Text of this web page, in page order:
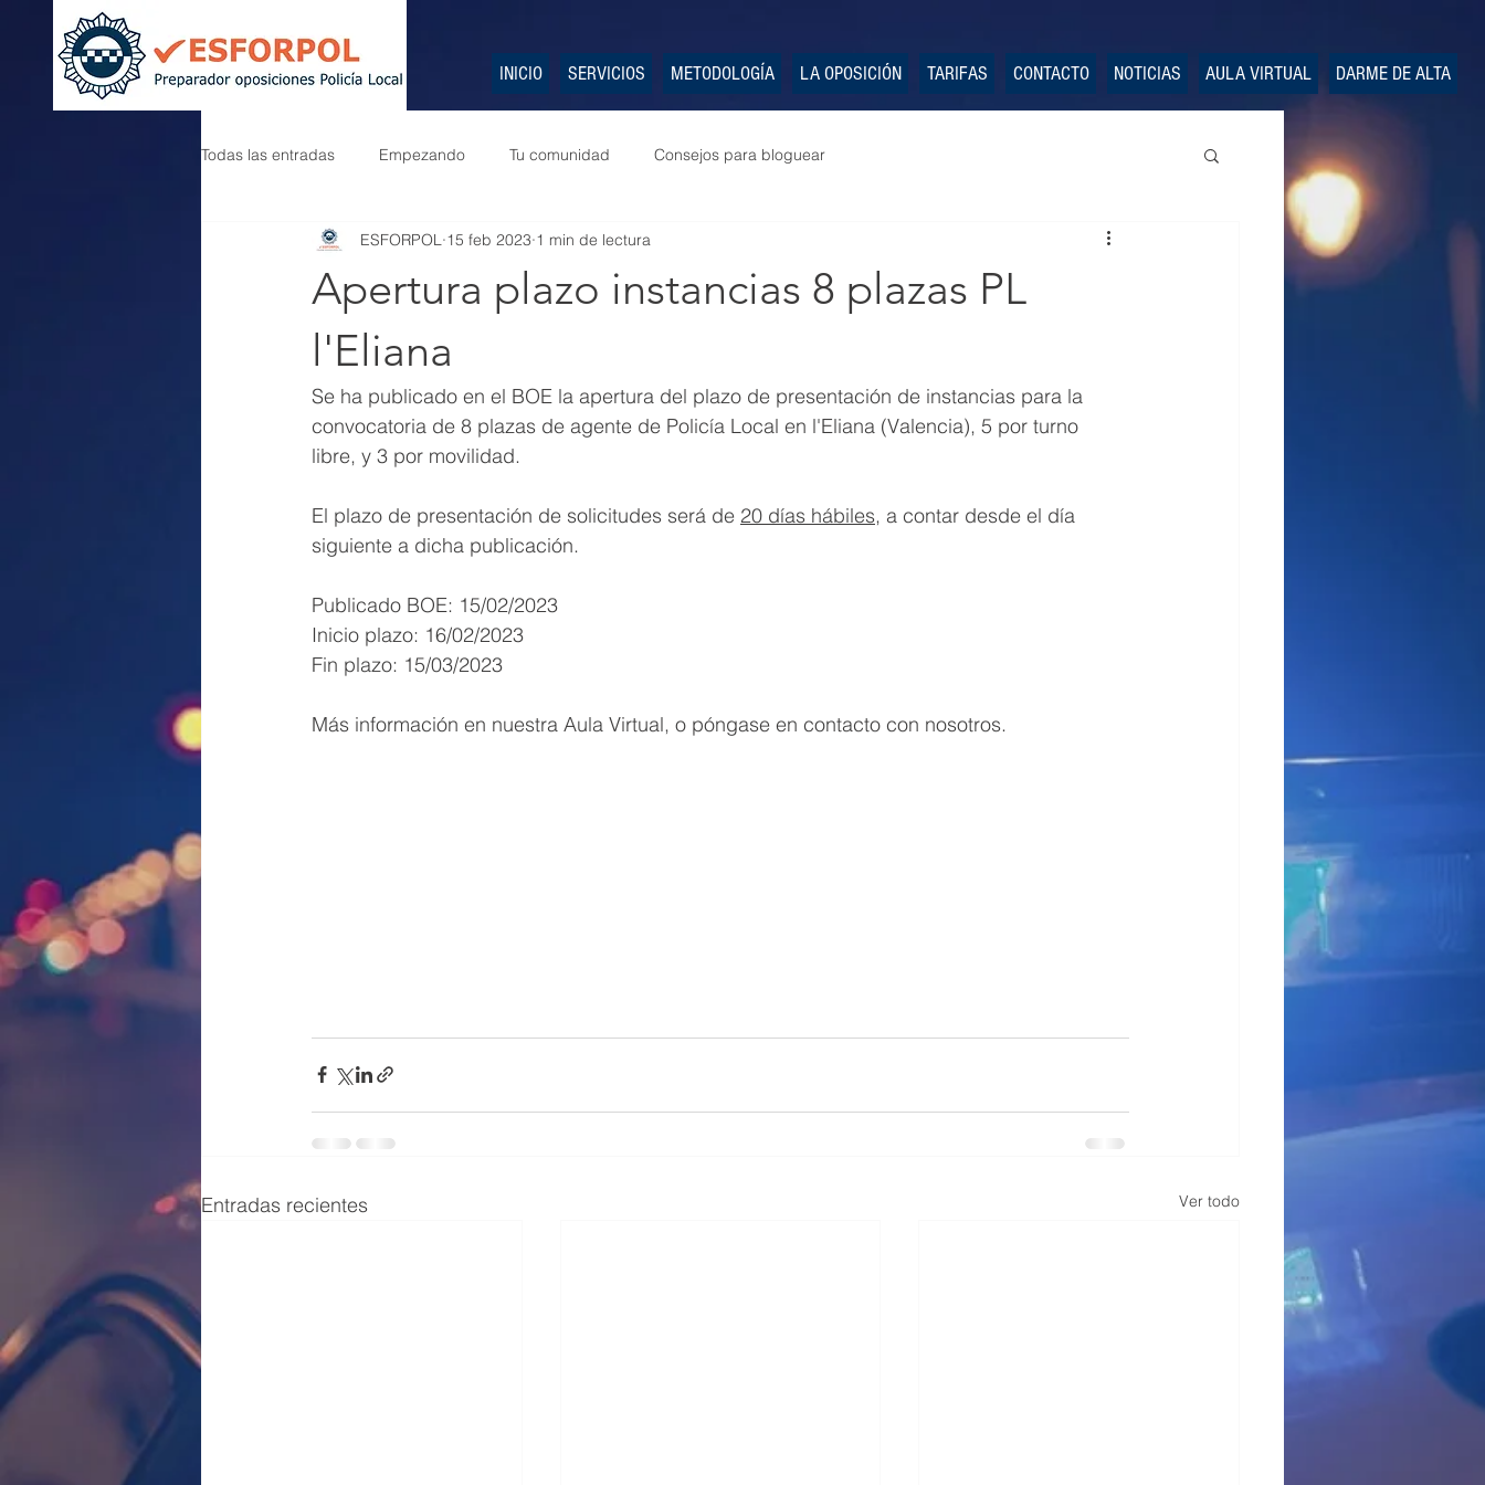
INICIO SERVICIOS METODOLOGÍA LA OPOSICIÓN TARIFAS CONTACTO NOTICIAS AULA VIRTUAL DARME DE ALTA
Todas las entradas Empezando Tu comunidad Consejos para bloguear
Apertura plazo instancias 8 plazas PL
l'Eliana
ESFORPOL 15 feb 2023 1 min de lectura
Se ha publicado en el BOE la apertura del plazo de presentación de instancias para la
convocatoria de 8 plazas de agente de Policía Local en l'Eliana (Valencia), 5 por turno
libre, y 3 por movilidad.
El plazo de presentación de solicitudes será de 20 días hábiles, a contar desde el día
siguiente a dicha publicación.
Publicado BOE: 15/02/2023
Inicio plazo: 16/02/2023
Fin plazo: 15/03/2023
Más información en nuestra Aula Virtual, o póngase en contacto con nosotros.
Entradas recientes Ver todo